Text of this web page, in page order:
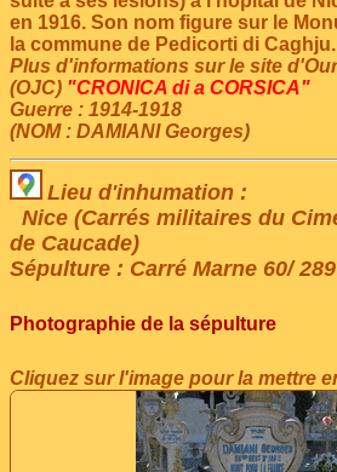
en 1916. Son nom figure sur le
la commune de Pedicorti di Caghju.
Plus d'informations sur le site
(OJC) "CRONICA di a CORSICA"
Guerre : 1914-1918
(NOM : DAMIANI Georges)
Lieu d'inhumation :
Nice (Carrés militaires du
de Caucade)
Sépulture : Carré Marne 60/
Photographie de la sépulture
Cliquez sur l'image pour la mettre